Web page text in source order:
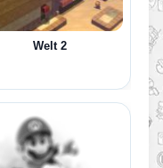
Welt 2